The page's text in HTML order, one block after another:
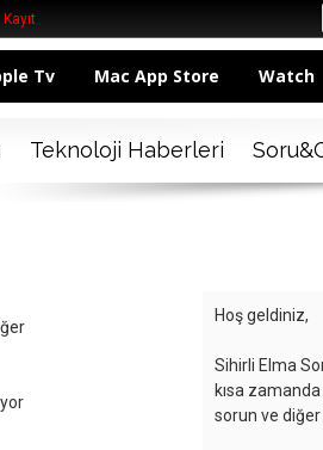
Kayıt
Tv Mac App Store Watch
Teknoloji Haberleri
Hoş geldiniz,
Sihirli Elma
kısa
sorun ve diğer